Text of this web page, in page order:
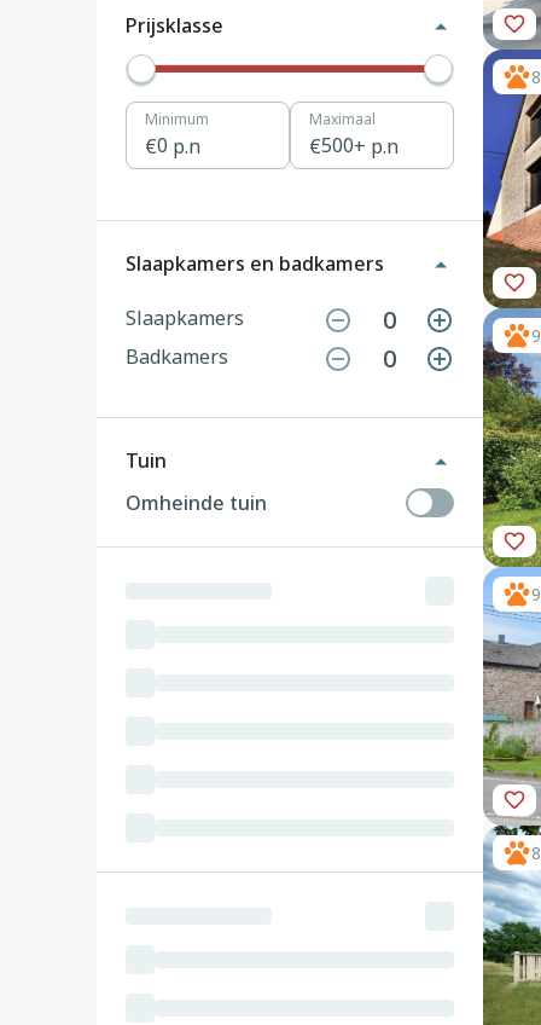
Tsjechië
Denemarken 12
Hongarije
Slovenië 2
Zwitserland 10
Prijsklasse
0 p.n
Minimum
500+ p.n
Maximaal
Slaapkamers en badkamers
Slaapkamers 0
Badkamers 0
Tuin
Omheinde tuin